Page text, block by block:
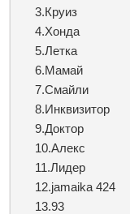
3.Круиз
4.Хонда
5.Летка
6.Мамай
7.Смайли
8.Инквизитор
9.Доктор
10.Алекс
11.Лидер
12.jamaika 424
13.93